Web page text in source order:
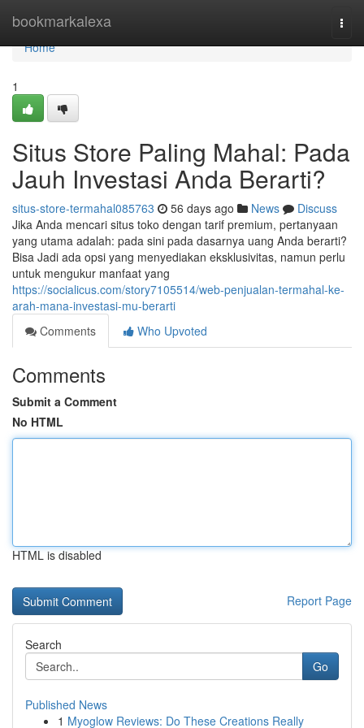
bookmarkalexa
Home
Home
1
Situs Store Paling Mahal: Pada
Jauh Investasi Anda Berarti?
situs-store-termahal085763 56 days ago News
Discuss
Jika Anda mencari situs toko dengan tarif premium, pertanyaan
yang utama adalah: pada sini pada dasarnya uang Anda berarti?
Bisa Jadi ada opsi yang menyediakan eksklusivitas, namun perlu
untuk mengukur manfaat yang
https://socialicus.com/story7105514/web-penjualan-termahal-ke-
arah-mana-investasi-mu-berarti
Comments
Who Upvoted
Comments
Submit a Comment
No HTML
HTML is disabled
Report Page
Search
Go
Published News
1 Myoglow Reviews: Do These Creations Really